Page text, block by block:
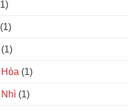
(1)
(1)
(1)
(1)